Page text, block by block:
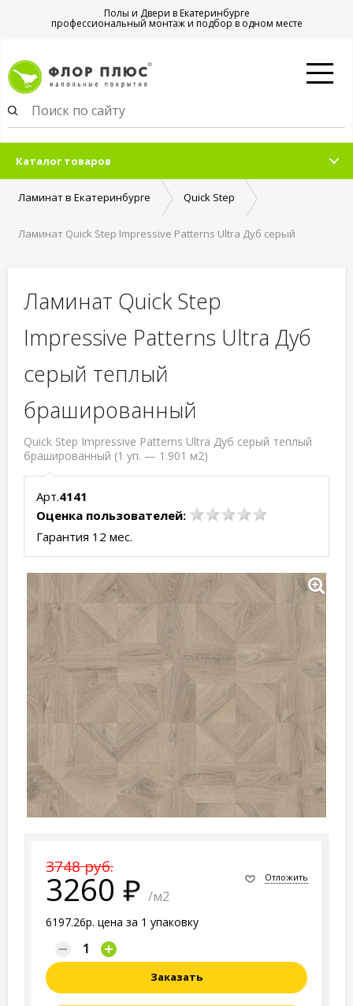
Полы и Двери в Екатеринбурге
профессиональный монтаж и подбор в одном месте
Каталог товаров
Ламинат в Екатеринбурге Quick Step
Ламинат Quick Step Impressive Patterns Ultra Дуб серый
Ламинат Quick Step
Impressive Patterns Ultra Дуб
серый теплый
брашированный
Quick Step Impressive Patterns Ultra Дуб серый теплый
брашированный (1 уп. — 1.901 м2)
Арт.4141
Оценка пользователей:
Гарантия 12 мес.
3748 руб.
3260 /м2
6197.26р. цена за 1 упаковку
Отложить
Заказать